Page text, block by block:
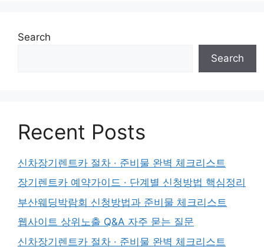
Search
Search
Recent Posts
신차장기렌트카 절차 · 준비물 완벽 체크리스트
장기렌트카 예약가이드 · 단계별 신청방법 핵심정리
부산웨딩박람회 신청방법과 준비물 체크리스트
웹사이트 상위노출 Q&A 자주 묻는 질문
신차장기렌트카 절차 · 준비물 완벽 체크리스트